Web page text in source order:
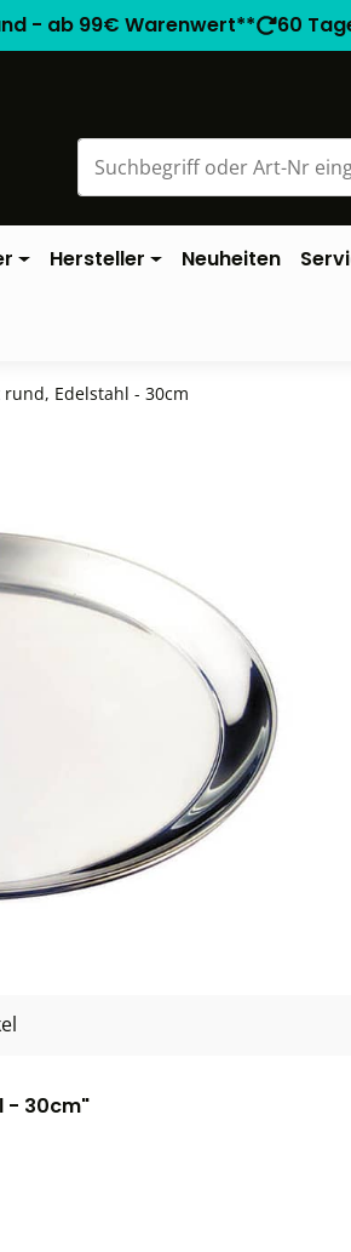
- ab 99€ Warenwert** 60
Hersteller Neuheiten
Edelstahl - 30cm
- 30cm"